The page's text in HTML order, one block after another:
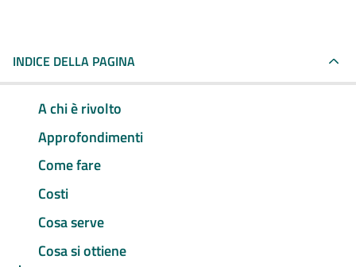
INDICE DELLA PAGINA
A chi è rivolto
Approfondimenti
Come fare
Costi
Cosa serve
Cosa si ottiene